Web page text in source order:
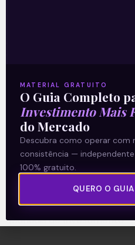
Termos e Condições
Política de Privacidade
Explore
Artigos
E Eu Com Isso?
Vídeos no Youtube
Manuais de Investimento
MATERIAL GRATUITO
O Guia Completo
Investimento Mais
do Mercado
Descubra como operar com
consistência —
100% gratuito.
QUERO O